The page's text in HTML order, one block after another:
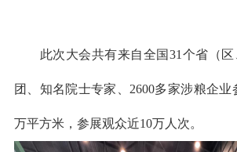
此次大会共有来自全国31个省（
团、知名院士专家、2600多家涉粮企
万平方米，参展观众近10万人次。